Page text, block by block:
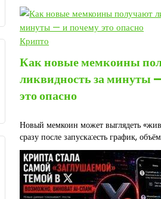
Крипто
Как новые мемкоины
ликвидность за минуты
это опасно
Новый мемкоин может выглядеть
сразу после запуска:есть график,